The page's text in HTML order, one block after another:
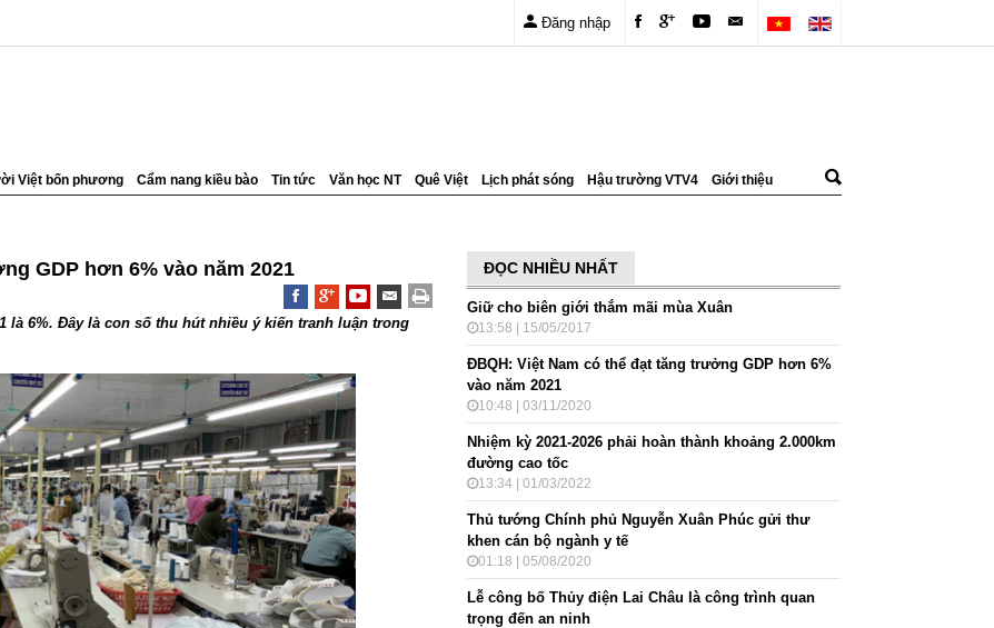
Đăng nhập
Việt bốn phương Cẩm nang kiều bào Tin tức Văn học NT Quê Việt Lịch phát sóng Hậu trường VTV4 Giới thiệu
GDP hơn 6% vào năm 2021
là 6%. Đây là con số thu hút nhiều ý kiến tranh luận trong
ĐỌC NHIỀU NHẤT
Giữ cho biên giới thắm mãi mùa Xuân
13:58 | 15/05/2017
ĐBQH: Việt Nam có thể đạt tăng trưởng GDP hơn 6%
vào năm 2021
10:48 | 03/11/2020
Nhiệm kỳ 2021-2026 phải hoàn thành khoảng 2.000km
đường cao tốc
13:34 | 01/03/2022
Thủ tướng Chính phủ Nguyễn Xuân Phúc gửi thư
khen cán bộ ngành y tế
01:18 | 05/08/2020
Lễ công bố Thủy điện Lai Châu là công trình quan
trọng đến an ninh